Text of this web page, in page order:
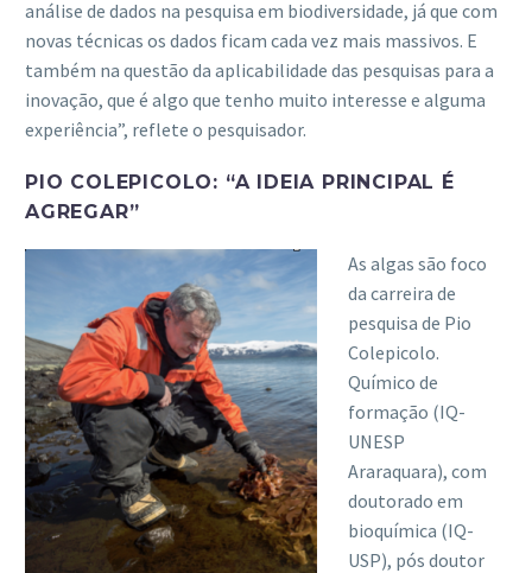
análise de dados na pesquisa em biodiversidade, já que com
novas técnicas os dados ficam cada vez mais massivos. E
também na questão da aplicabilidade das pesquisas para a
inovação, que é algo que tenho muito interesse e alguma
experiência”, reflete o pesquisador.
PIO COLEPICOLO: “A IDEIA PRINCIPAL É
AGREGAR”
As algas são foco
da carreira de
pesquisa de Pio
Colepicolo.
Químico de
formação (IQ-
UNESP
Araraquara), com
doutorado em
bioquímica (IQ-
USP), pós doutor